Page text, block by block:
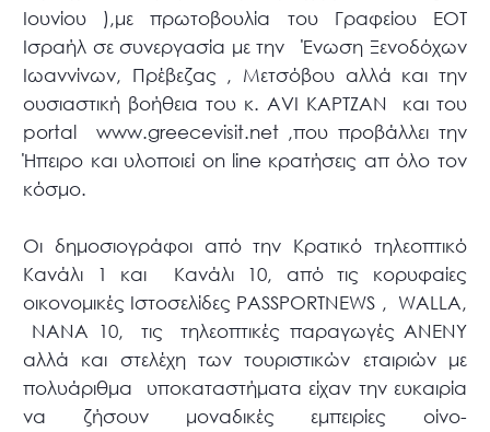
Ιουνίου ),με πρωτοβουλία του Γραφείου ΕΟΤ
Ισραήλ σε συνεργασία με την Ένωση Ξενοδόχων
Ιωαννίνων, Πρέβεζας , Μετσόβου αλλά και την
ουσιαστική βοήθεια του κ. AVI KAPTZAN και του
portal www.greecevisit.net ,που προβάλλει την
Ήπειρο και υλοποιεί on line κρατήσεις απ όλο τον
κόσμο.
Οι δημοσιογράφοι από την Κρατικό τηλεοπτικό
Kανάλι 1 και Kανάλι 10, από τις κορυφαίες
οικονομικές Ιστοσελίδες PASSPORTNEWS , WALLA,
NANA 10, τις τηλεοπτικές παραγωγές ANENY
αλλά και στελέχη των τουριστικών εταιριών με
πολυάριθμα υποκαταστήματα είχαν την ευκαιρία
να ζήσουν μοναδικές εμπειρίες οίνο-